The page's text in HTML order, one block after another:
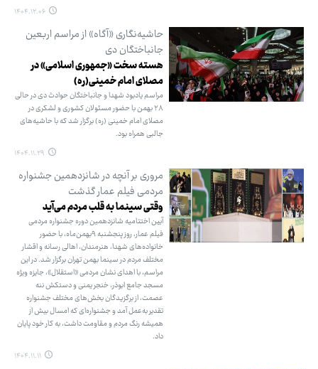
۱۴۰۴.۱۲.۰۶
حاشیه‌نگاری «آگاه» از مراسم اربعین
جانباختگان دی‌
هسته سخت «جمهوری اسلامی» در
مصلای امام خمینی(ره)
مراسم یادبود شهدا و جانباختگان حوادث دی‌ در حالی
۲۸ بهمن با حضور مسئولان کشوری و لشکری در
مصلای امام خمینی (ره) برگزار شد که با حاشیه‌های
جالبی همراه بود.
۱۴۰۴.۱۱.۲۹
مروری بر آنچه در شانزدهمین جشنواره
مردمی فیلم عمار گذشت
وقتی سینما به قلب مردم می‌آید
آیین اختتامیه شانزدهمین دوره جشنواره مردمی
فیلم عمار، روز پنجشنبه ۹بهمن‌ماه، با حضور
خانواده‌های شهدا، هنرمندان، اهالی رسانه و اقشار
مختلف مردم در سینما بهمن تهران برگزار شد. در این
مراسم، با اهدای نشان مردمی «استقلال»، جایزه ویژه
مسجد جامع ابوذر، خنجر یمنی و دستکش ننه
عصمت، از برگزیدگان بخش‌های مختلف جشنواره
تقدیر به‌عمل آمد و جشنواره‌ای که امسال بیش از
همیشه رنگ مردم و مقاومت داشت، به کار خود پایان
داد.
۱۴۰۴.۱۱.۱۱